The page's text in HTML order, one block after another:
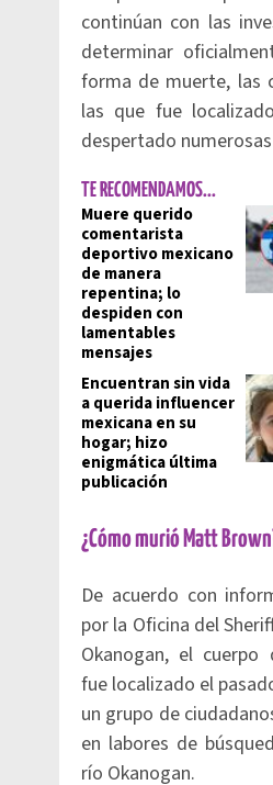
continúan con las
determinar
forma de muerte, las
las que fue
despertado
TE RECOMENDAMOS...
Muere querido
comentarista
deportivo mexicano
de manera
repentina; lo
despiden con
lamentables
mensajes
Encuentran sin vida
a querida influencer
mexicana en su
hogar; hizo
enigmática última
publicación
¿Cómo murió Matt
De acuerdo con
por la Oficina del
Okanogan, el cuerpo
fue localizado el
un grupo de
en labores de
río Okanogan.